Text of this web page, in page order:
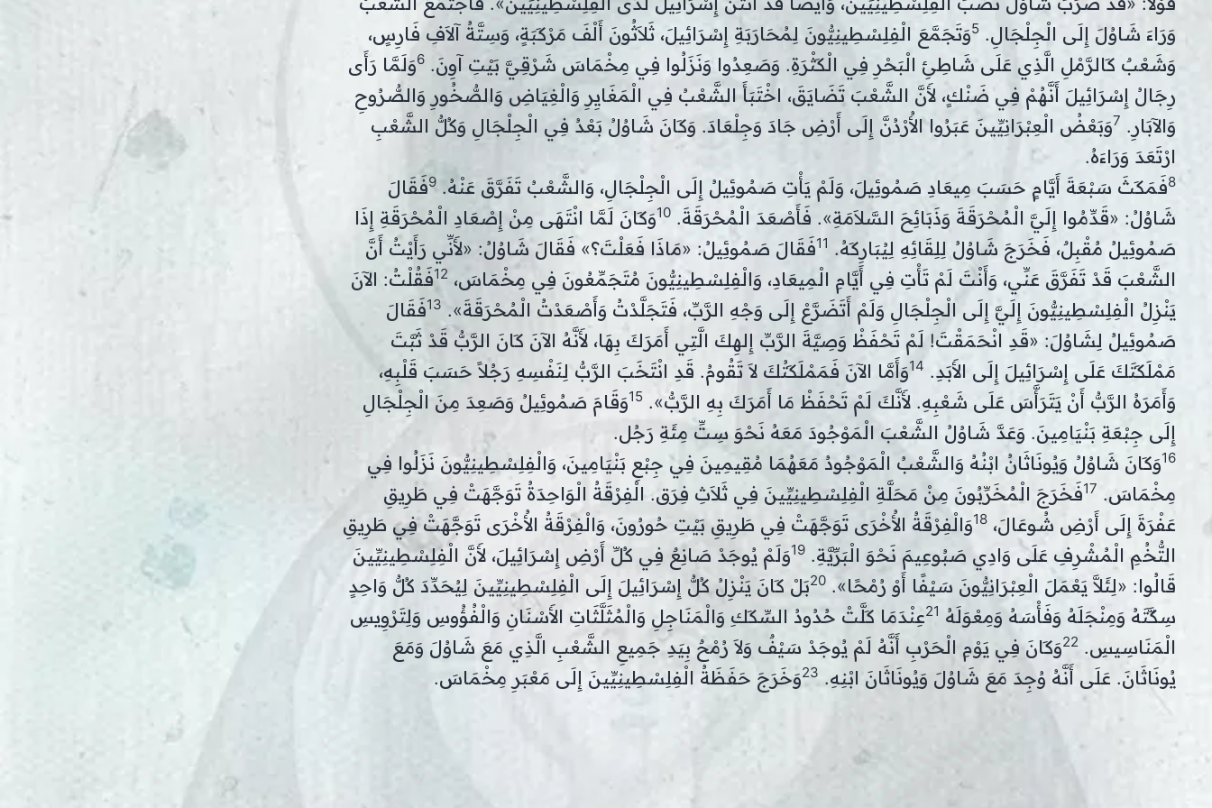
وَرَاءَ شَاوُلَ إِلَى الْجِلْجَالِ.5وَتَجَمَّعَ الْفِلِسْطِينِيُّونَ لِمُحَارَبَةِ إِسْرَائِيلَ، ثَلاَثُونَ أَلْفَ مَرْكَبَةٍ، وَسِتَّةُ آلاَفِ فَارِسٍ،
وَشَعْبٌ كَالرَّمْلِ الَّذِي عَلَى شَاطِئِ الْبَحْرِ فِي الْكَثْرَةِ. وَصَعِدُوا وَنَزَلُوا فِي مِخْمَاسَ شَرْقِيَّ بَيْتِ آوِنَ.6وَلَمَّا رَأَى
رِجَالُ إِسْرَائِيلَ أَنَّهُمْ فِي ضَنْكٍ، لأَنَّ الشَّعْبَ تَضَايَقَ، اخْتَبَأَ الشَّعْبُ فِي الْمَغَايِرِ وَالْغِيَاضِ وَالصُّخُورِ وَالصُّرُوحِ
وَالآبَارِ. 7وَبَعْضُ الْعِبْرَانِيِّينَ عَبَرُوا الأُرْدُنَّ إِلَى أَرْضِ جَادَ وَجِلْعَادَ. وَكَانَ شَاوُلُ بَعْدُ فِي الْجِلْجَالِ وَكُلُّ الشَّعْبِ
ارْتَعَدَ وَرَاءَهُ.
8فَمَكَثَ سَبْعَةَ أَيَّامٍ حَسَبَ مِيعَادِ صَمُوئِيلَ، وَلَمْ يَأْتِ صَمُوئِيلُ إِلَى الْجِلْجَالِ، وَالشَّعْبُ تَفَرَّقَ عَنْهُ.9فَقَالَ
شَاوُلُ: «قَدِّمُوا إِلَيَّ الْمُحْرَقَةَ وَذَبَائِحَ السَّلاَمَةِ». فَأَصْعَدَ الْمُحْرَقَةَ.10وَكَانَ لَمَّا انْتَهَى مِنْ إِصْعَادِ الْمُحْرَقَةِ إِذَا
صَمُوئِيلُ مُقْبِلٌ، فَخَرَجَ شَاوُلُ لِلِقَائِهِ لِيُبَارِكَهُ. 11فَقَالَ صَمُوئِيلُ: «مَاذَا فَعَلْتَ؟» فَقَالَ شَاوُلُ: «لأَنِّي رَأَيْتُ أَنَّ
الشَّعْبَ قَدْ تَفَرَّقَ عَنِّي، وَأَنْتَ لَمْ تَأْتِ فِي أَيَّامِ الْمِيعَادِ، وَالْفِلِسْطِينِيُّونَ مُتَجَمِّعُونَ فِي مِخْمَاسَ، 12فَقُلْتُ: الآنَ
يَنْزِلُ الْفِلِسْطِينِيُّونَ إِلَيَّ إِلَى الْجِلْجَالِ وَلَمْ أَتَضَرَّعْ إِلَى وَجْهِ الرَّبِّ، فَتَجَلَّدْتُ وَأَصْعَدْتُ الْمُحْرَقَةَ». 13فَقَالَ
صَمُوئِيلُ لِشَاوُلَ: «قَدِ انْحَمَقْتَ! لَمْ تَحْفَظْ وَصِيَّةَ الرَّبِّ إِلهِكَ الَّتِي أَمَرَكَ بِهَا، لأَنَّهُ الآنَ كَانَ الرَّبُّ قَدْ ثَبَّتَ
مَمْلَكَتَكَ عَلَى إِسْرَائِيلَ إِلَى الأَبَدِ. 14وَأَمَّا الآنَ فَمَمْلَكَتُكَ لاَ تَقُومُ. قَدِ انْتَخَبَ الرَّبُّ لِنَفْسِهِ رَجُلاً حَسَبَ قَلْبِهِ،
وَأَمَرَهُ الرَّبُّ أَنْ يَتَرَأَّسَ عَلَى شَعْبِهِ. لأَنَّكَ لَمْ تَحْفَظْ مَا أَمَرَكَ بِهِ الرَّبُّ».15وَقَامَ صَمُوئِيلُ وَصَعِدَ مِنَ الْجِلْجَالِ
إِلَى جِبْعَةِ بَنْيَامِينَ. وَعَدَّ شَاوُلُ الشَّعْبَ الْمَوْجُودَ مَعَهُ نَحْوَ سِتِّ مِئَةِ رَجُل.
16وَكَانَ شَاوُلُ وَيُونَاثَانُ ابْنُهُ وَالشَّعْبُ الْمَوْجُودُ مَعَهُمَا مُقِيمِينَ فِي جِبْعِ بَنْيَامِينَ، وَالْفِلِسْطِينِيُّونَ نَزَلُوا فِي
مِخْمَاسَ. 17فَخَرَجَ الْمُخَرِّبُونَ مِنْ مَحَلَّةِ الْفِلِسْطِينِيِّينَ فِي ثَلاَثِ فِرَق. الْفِرْقَةُ الْوَاحِدَةُ تَوَجَّهَتْ فِي طَرِيقِ
عَفْرَةَ إِلَى أَرْضِ شُوعَالَ،18وَالْفِرْقَةُ الأُخْرَى تَوَجَّهَتْ فِي طَرِيقِ بَيْتِ حُورُونَ، وَالْفِرْقَةُ الأُخْرَى تَوَجَّهَتْ فِي طَرِيقِ
التُّخُمِ الْمُشْرِفِ عَلَى وَادِي صَبُوعِيمَ نَحْوَ الْبَرِّيَّةِ.19وَلَمْ يُوجَدْ صَانِعٌ فِي كُلِّ أَرْضِ إِسْرَائِيلَ، لأَنَّ الْفِلِسْطِينِيِّينَ
قَالُوا: «لِئَلاَّ يَعْمَلَ الْعِبْرَانِيُّونَ سَيْفًا أَوْ رُمْحًا».20بَلْ كَانَ يَنْزِلُ كُلُّ إِسْرَائِيلَ إِلَى الْفِلِسْطِينِيِّينَ لِيُحَدِّدَ كُلُّ وَاحِدٍ
سِكَّتَهُ وَمِنْجَلَهُ وَفَأْسَهُ وَمِعْوَلَهُ 21عِنْدَمَا كَلَّتْ حُدُودُ السِّكَكِ وَالْمَنَاجِلِ وَالْمُثَلَّثَاتِ الأَسْنَانِ وَالْفُؤُوسِ وَلِتَرْوِيسِ
الْمَنَاسِيسِ. 22وَكَانَ فِي يَوْمِ الْحَرْبِ أَنَّهُ لَمْ يُوجَدْ سَيْفٌ وَلاَ رُمْحٌ بِيَدِ جَمِيعِ الشَّعْبِ الَّذِي مَعَ شَاوُلَ وَمَعَ
يُونَاثَانَ. عَلَى أَنَّهُ وُجِدَ مَعَ شَاوُلَ وَيُونَاثَانَ ابْنِهِ. 23وَخَرَجَ حَفَظَةُ الْفِلِسْطِينِيِّينَ إِلَى مَعْبَرِ مِخْمَاسَ.